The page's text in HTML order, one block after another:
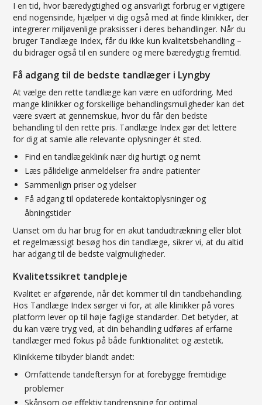
I en tid, hvor bæredygtighed og ansvarligt forbrug er vigtigere
end nogensinde, hjælper vi dig også med at finde klinikker, der
integrerer miljøvenlige praksisser i deres behandlinger. Når du
bruger Tandlæge Index, får du ikke kun kvalitetsbehandling –
du bidrager også til en sundere og mere bæredygtig fremtid.
Få adgang til de bedste tandlæger i Lyngby
At vælge den rette tandlæge kan være en udfordring. Med
mange klinikker og forskellige behandlingsmuligheder kan det
være svært at gennemskue, hvor du får den bedste
behandling til den rette pris. Tandlæge Index gør det lettere
for dig at samle alle relevante oplysninger ét sted.
Find en tandlægeklinik nær dig hurtigt og nemt
Læs pålidelige anmeldelser fra andre patienter
Sammenlign priser og ydelser
Få adgang til opdaterede kontaktoplysninger og
åbningstider
Uanset om du har brug for en akut tandudtrækning eller blot
et regelmæssigt besøg hos din tandlæge, sikrer vi, at du altid
har adgang til de bedste valgmuligheder.
Kvalitetssikret tandpleje
Kvalitet er afgørende, når det kommer til din tandbehandling.
Hos Tandlæge Index sørger vi for, at alle klinikker på vores
platform lever op til høje faglige standarder. Det betyder, at
du kan være tryg ved, at din behandling udføres af erfarne
tandlæger med fokus på både funktionalitet og æstetik.
Klinikkerne tilbyder blandt andet:
Omfattende tandeftersyn for at forebygge fremtidige
problemer
Skånsom og effektiv tandrensning for optimal